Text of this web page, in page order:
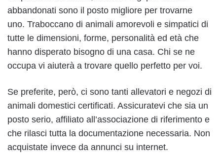
abbandonati sono il posto migliore per trovarne
uno. Traboccano di animali amorevoli e simpatici di
tutte le dimensioni, forme, personalità ed età che
hanno disperato bisogno di una casa. Chi se ne
occupa vi aiuterà a trovare quello perfetto per voi.
Se preferite, però, ci sono tanti allevatori e negozi di
animali domestici certificati. Assicuratevi che sia un
posto serio, affiliato all’associazione di riferimento e
che rilasci tutta la documentazione necessaria. Non
acquistate invece da annunci su internet.